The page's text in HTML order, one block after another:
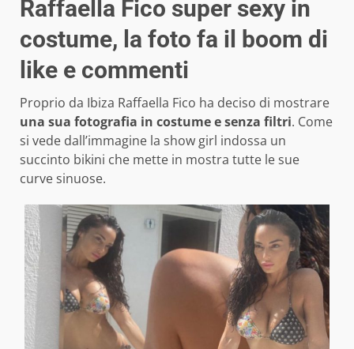
Raffaella Fico super sexy in
costume, la foto fa il boom di
like e commenti
Proprio da Ibiza Raffaella Fico ha deciso di mostrare
una sua fotografia in costume e senza filtri. Come
si vede dall’immagine la show girl indossa un
succinto bikini che mette in mostra tutte le sue
curve sinuose.